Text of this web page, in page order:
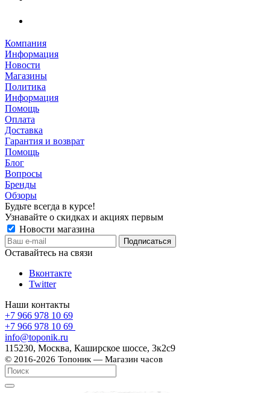
Компания
Информация
Новости
Магазины
Политика
Информация
Помощь
Оплата
Доставка
Гарантия и возврат
Помощь
Блог
Вопросы
Бренды
Обзоры
Будьте всегда в курсе!
Узнавайте о скидках и акциях первым
Новости магазина
Оставайтесь на связи
Вконтакте
Twitter
Наши контакты
+7 966 978 10 69
+7 966 978 10 69
info@toponik.ru
115230, Москва, Каширское шоссе, 3к2с9
© 2016-2026 Топоник — Магазин часов